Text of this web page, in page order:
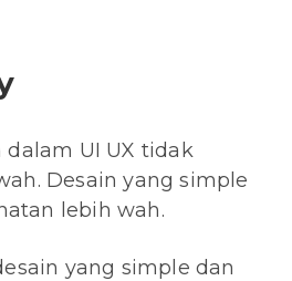
dalam UI UX tidak
Desain yang simple
lebih wah.
yang simple dan